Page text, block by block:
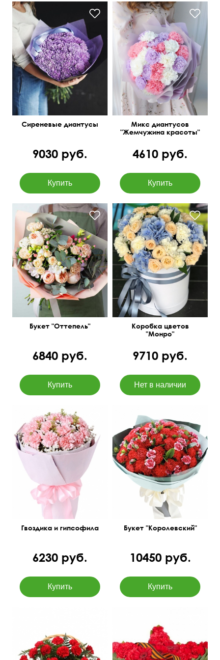
Сиреневые диантусы
9030 руб.
Микс диантусов
"Жемчужина красоты"
4610 руб.
Композиция из премиум
цветов
Букет "Оттепель"
6840 руб.
Роза, hydrangea,
гвоздика, оазис, лента
атласная.
Коробка цветов
"Монро"
9710 руб.
Бесплатная доставка
цветов в Новосибирске
35 см
Гвоздика и гипсофила
6230 руб.
50 см 40 см
Букет "Королевский"
10450 руб.